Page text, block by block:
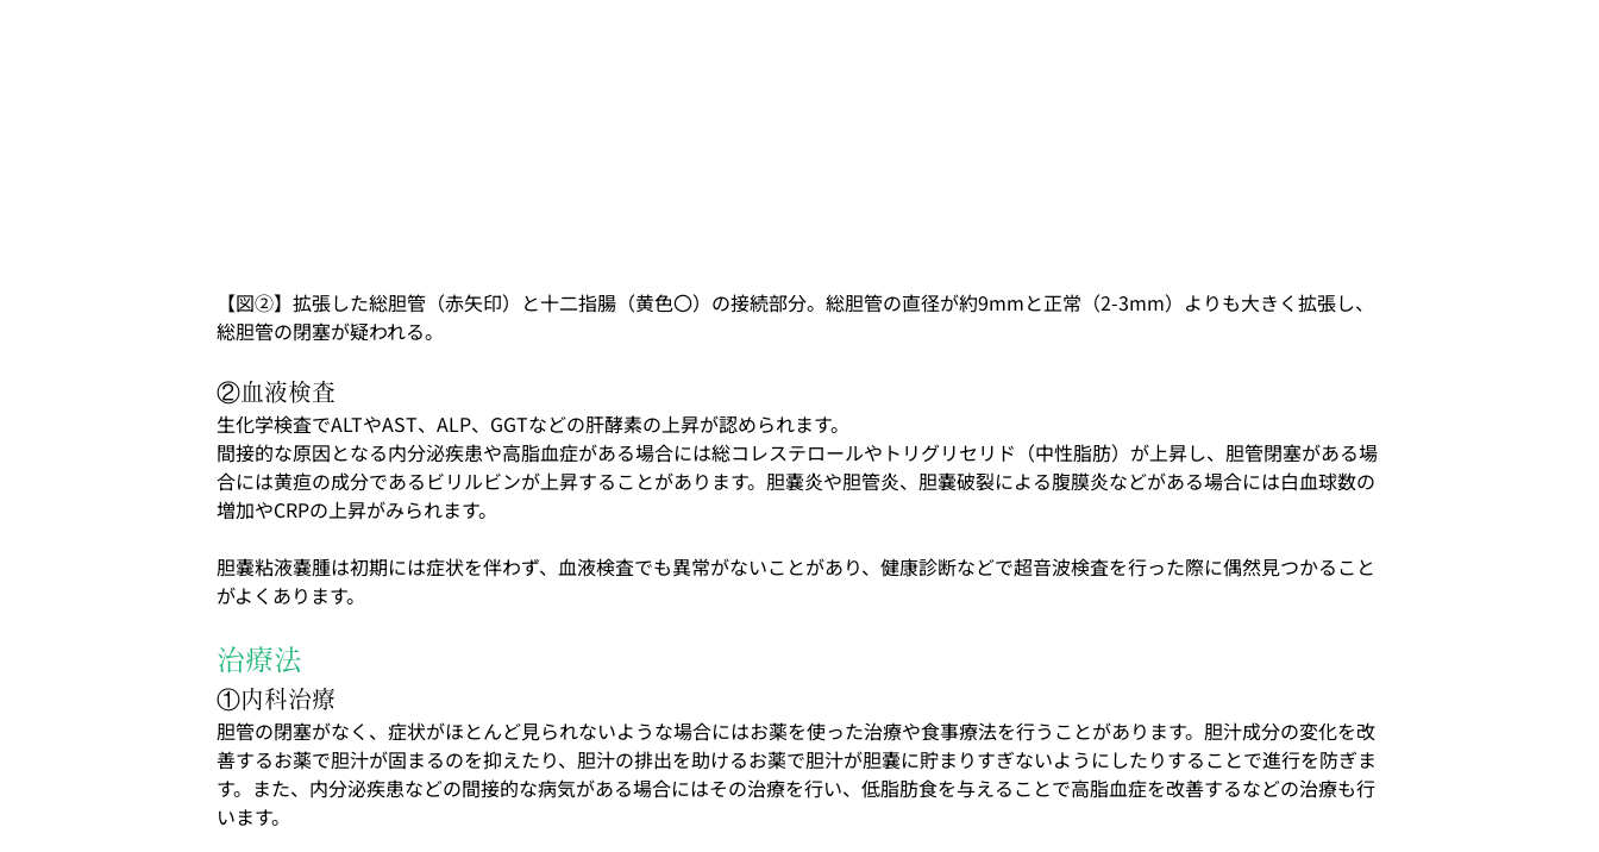
【図②】拡張した総胆管（赤矢印）と十二指腸（黄色〇）の接続部分。総胆管の直径が約9mmと正常（2-3mm）よりも大きく拡張し、
総胆管の閉塞が疑われる。
②血液検査
生化学検査でALTやAST、 ALP、 GGTなどの肝酵素の上昇が認められます。
間接的な原因となる内分泌疾患や高脂血症がある場合には総コレステロールやトリグリセリド（中性脂肪）が上昇し、胆管閉塞がある場
合には黄疸の成分であるビリルビンが上昇することがあります。胆嚢炎や胆管炎、胆嚢破裂による腹膜炎などがある場合には白血球数の
増加やCRPの上昇がみられます。
胆嚢粘液嚢腫は初期には症状を伴わず、血液検査でも異常がないことがあり、健康診断などで超音波検査を行った際に偶然見つかること
がよくあります。
治療法
①内科治療
胆管の閉塞がなく、症状がほとんど見られないような場合にはお薬を使った治療や食事療法を行うことがあります。胆汁成分の変化を改
善するお薬で胆汁が固まるのを抑えたり、胆汁の排出を助けるお薬で胆汁が胆嚢に貯まりすぎないようにしたりすることで進行を防ぎま
す。また、内分泌疾患などの間接的な病気がある場合にはその治療を行い、低脂肪食を与えることで高脂血症を改善するなどの治療も行
います。